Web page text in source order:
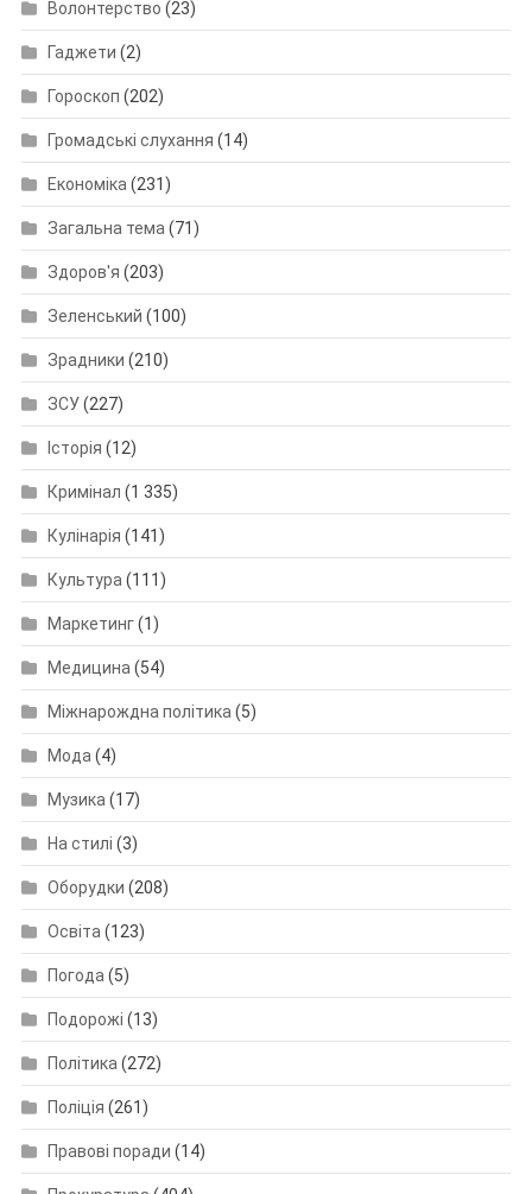
Волонтерство (23)
Гаджети (2)
Гороскоп (202)
Громадські слухання (14)
Економіка (231)
Загальна тема (71)
Здоров'я (203)
Зеленський (100)
Зрадники (210)
ЗСУ(227)
Історія (12)
Кримінал (1 335)
Кулінарія (141)
Культура (111)
Маркетинг(1)
Медицина (54)
Міжнарождна політика (5)
Мода (4)
Музика (17)
На стилі (3)
Оборудки (208)
Освіта (123)
Погода (5)
Подорожі (13)
Політика (272)
Поліція (261)
Правові поради (14)